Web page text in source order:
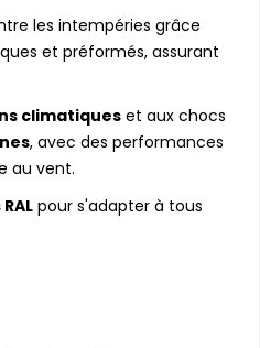
les intempéries grâce
et préformés, assurant
climatiques et aux chocs
, avec des performances
au vent.
pour s'adapter à tous